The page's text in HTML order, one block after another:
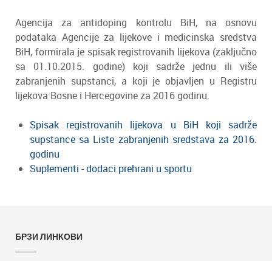
Agencija za antidoping kontrolu BiH, na osnovu
podataka Agencije za lijekove i medicinska sredstva
BiH, formirala je spisak registrovanih lijekova (zaključno
sa 01.10.2015. godine) koji sadrže jednu ili više
zabranjenih supstanci, a koji je objavljen u Registru
lijekova Bosne i Hercegovine za 2016 godinu.
Spisak registrovanih lijekova u BiH koji sadrže
supstance sa Liste zabranjenih sredstava za 2016.
godinu
Suplementi - dodaci prehrani u sportu
БРЗИ ЛИНКОВИ